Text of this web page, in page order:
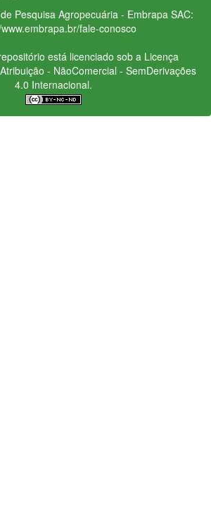
Pesquisa Agropecuária - Embrapa SAC:
fale-conosco
está licenciado sob a Licença
- NãoComercial - SemDerivações
4.0 Internacional.